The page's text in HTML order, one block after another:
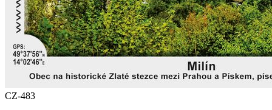
CZ-483